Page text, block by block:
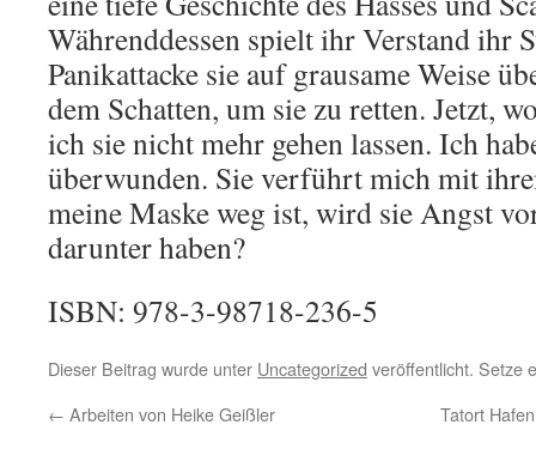
Währenddessen spielt ihr Verstand ihr
Panikattacke sie auf grausame Weise
dem Schatten, um sie zu retten. Jetzt,
ich sie nicht mehr gehen lassen. Ich
überwunden. Sie verführt mich mit
meine Maske weg ist, wird sie Angst
darunter haben?
ISBN: 978-3-98718-236-5
Dieser Beitrag wurde unter Uncategorized veröffentlicht. Setze
← Arbeiten von Heike Geißler Tatort